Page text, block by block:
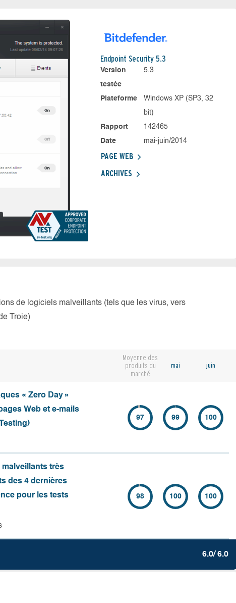
Endpoint Security 5.3
Version
testée
5.3
Plateforme
Windows XP (SP3, 32
bit)
Rapport
142465
Date
mai-juin/2014
PAGE WEB
ARCHIVES
de logiciels malveillants (tels que les virus, vers
Troie)
Moyenne des
produits du
marché
mai juin
« Zero Day »
Web et e-mails
97 99 100
très
des 4 dernières
pour les tests
98 100 100
6.0/ 6.0